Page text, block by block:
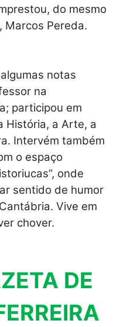
do mesmo
Marcos Pereda.
notas
na
participou em
História, a Arte, a
Intervém também
o espaço
onde
sentido de humor
Vive em
chover.
DE